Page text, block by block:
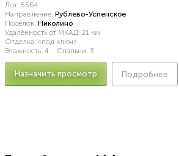
Лот: 5564
Направление: Рублево-Успенское
Посёлок: Николино
Удалённость от МКАД: 21 км
Отделка: «под ключ»
Этажность: 4 Спальни: 3
Назначить просмотр Подробнее